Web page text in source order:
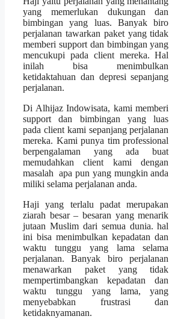
yang memerlukan dukungan dan
bimbingan yang luas. Banyak biro
perjalanan tawarkan paket yang tidak
memberi support dan bimbingan yang
mencukupi pada client mereka. Hal
inilah bisa menimbulkan
ketidaktahuan dan depresi sepanjang
perjalanan.
Di Alhijaz Indowisata, kami memberi
support dan bimbingan yang luas
pada client kami sepanjang perjalanan
mereka. Kami punya tim professional
berpengalaman yang ada buat
memudahkan client kami dengan
masalah apa pun yang mungkin anda
miliki selama perjalanan anda.
Haji yang terlalu padat merupakan
ziarah besar – besaran yang menarik
jutaan Muslim dari semua dunia. hal
ini bisa menimbulkan kepadatan dan
waktu tunggu yang lama selama
perjalanan. Banyak biro perjalanan
menawarkan paket yang tidak
mempertimbangkan kepadatan dan
waktu tunggu yang lama, yang
menyebabkan frustrasi dan
ketidaknyamanan.